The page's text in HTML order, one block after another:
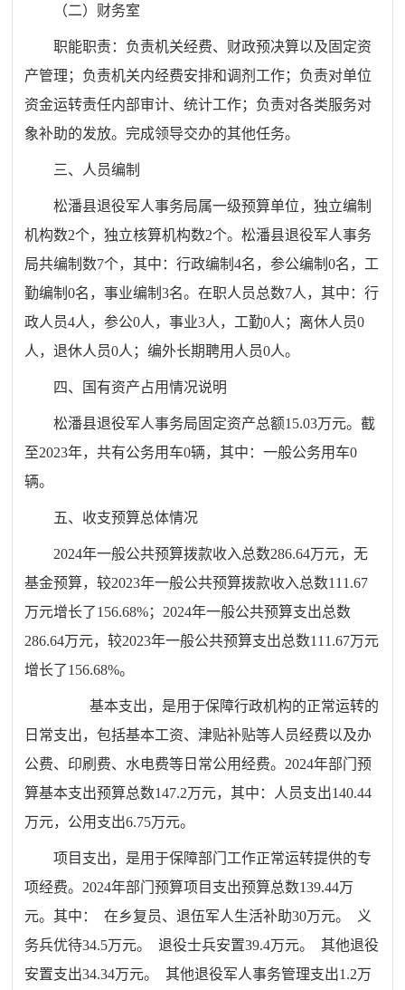
（二）财务室
职能职责：负责机关经费、财政预决算以及固定资
产管理；负责机关内经费安排和调剂工作；负责对单位
资金运转责任内部审计、统计工作；负责对各类服务对
象补助的发放。完成领导交办的其他任务。
三、人员编制
松潘县退役军人事务局属一级预算单位，独立编制
机构数2个，独立核算机构数2个。松潘县退役军人事务
局共编制数7个，其中：行政编制4名，参公编制0名，工
勤编制0名，事业编制3名。在职人员总数7人，其中：行
政人员4人，参公0人，事业3人，工勤0人；离休人员0
人，退休人员0人；编外长期聘用人员0人。
四、国有资产占用情况说明
松潘县退役军人事务局固定资产总额15.03万元。截
至2023年，共有公务用车0辆，其中：一般公务用车0
辆。
五、收支预算总体情况
2024年一般公共预算拨款收入总数286.64万元，无
基金预算，较2023年一般公共预算拨款收入总数111.67
万元增长了156.68%；2024年一般公共预算支出总数
286.64万元，较2023年一般公共预算支出总数111.67万元
增长了156.68%。
基本支出，是用于保障行政机构的正常运转的
日常支出，包括基本工资、津贴补贴等人员经费以及办
公费、印刷费、水电费等日常公用经费。2024年部门预
算基本支出预算总数147.2万元，其中：人员支出140.44
万元，公用支出6.75万元。
项目支出，是用于保障部门工作正常运转提供的专
项经费。2024年部门预算项目支出预算总数139.44万
元。其中： 在乡复员、退伍军人生活补助30万元。 义
务兵优待34.5万元。 退役士兵安置39.4万元。 其他退役
安置支出34.34万元。 其他退役军人事务管理支出1.2万